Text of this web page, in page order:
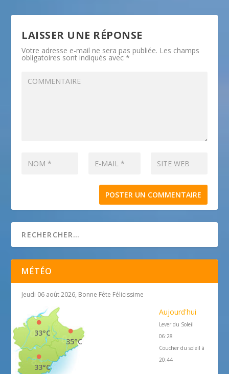
LAISSER UNE RÉPONSE
Votre adresse e-mail ne sera pas publiée. Les champs
obligatoires sont indiqués avec*
MÉTÉO
Jeudi 06 août 2026, Bonne Fête Félicissime
35°C
33°C
33°C
Aujourd'hui
Lever du Soleil
06:28
Coucher du soleil à
20:44